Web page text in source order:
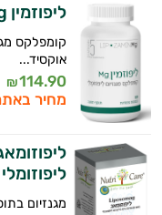
ליפוזמין Mg מגנזיום ליפוזומלי | קטגוריה 5
קומפלקס
אוקסיד...
114.90
₪
מחיר
מגנזיום